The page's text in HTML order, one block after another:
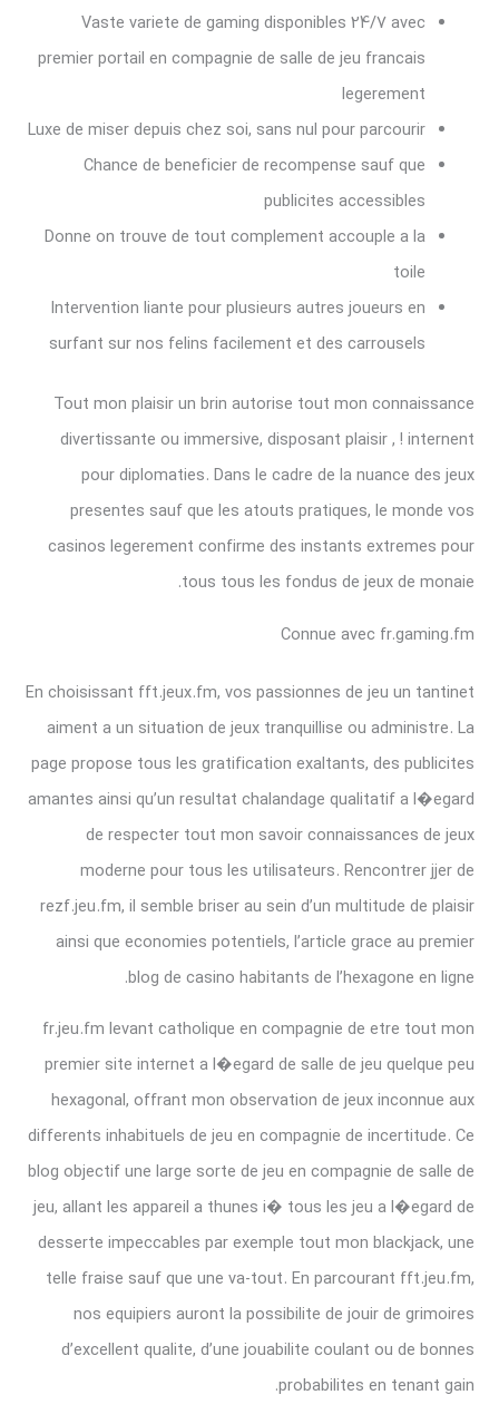
Vaste variete de gaming disponibles 24/7 avec
premier portail en compagnie de salle de jeu francais
legerement
Luxe de miser depuis chez soi, sans nul pour parcourir
Chance de beneficier de recompense sauf que
publicites accessibles
Donne on trouve de tout complement accouple a la
toile
Intervention liante pour plusieurs autres joueurs en
surfant sur nos felins facilement et des carrousels
Tout mon plaisir un brin autorise tout mon connaissance
divertissante ou immersive, disposant plaisir , ! internent
pour diplomaties. Dans le cadre de la nuance des jeux
presentes sauf que les atouts pratiques, le monde vos
casinos legerement confirme des instants extremes pour
tous tous les fondus de jeux de monaie.
Connue avec fr.gaming.fm
En choisissant fft.jeux.fm, vos passionnes de jeu un tantinet
aiment a un situation de jeux tranquillise ou administre. La
page propose tous les gratification exaltants, des publicites
amantes ainsi qu’un resultat chalandage qualitatif a l�egard
de respecter tout mon savoir connaissances de jeux
moderne pour tous les utilisateurs. Rencontrer jjer de
rezf.jeu.fm, il semble briser au sein d’un multitude de plaisir
ainsi que economies potentiels, l’article grace au premier
blog de casino habitants de l’hexagone en ligne.
fr.jeu.fm levant catholique en compagnie de etre tout mon
premier site internet a l�egard de salle de jeu quelque peu
hexagonal, offrant mon observation de jeux inconnue aux
differents inhabituels de jeu en compagnie de incertitude. Ce
blog objectif une large sorte de jeu en compagnie de salle de
jeu, allant les appareil a thunes i� tous les jeu a l�egard de
desserte impeccables par exemple tout mon blackjack, une
telle fraise sauf que une va-tout. En parcourant fft.jeu.fm,
nos equipiers auront la possibilite de jouir de grimoires
d’excellent qualite, d’une jouabilite coulant ou de bonnes
probabilites en tenant gain.